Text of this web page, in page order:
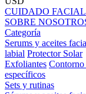
CUIDADO FACIAL
SOBRE
Categoría
Serums y aceites
labial Protector Solar
Exfoliantes
específicos
Sets y rutinas